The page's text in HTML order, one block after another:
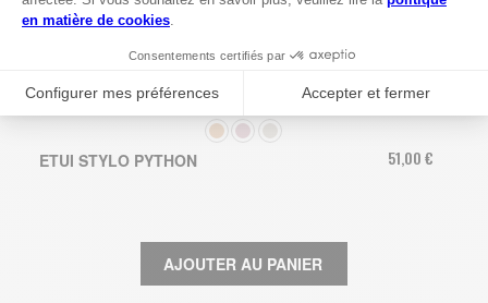
COULEUR
ETUI STYLO PYTHON 51,00 €
AJOUTER AU PANIER